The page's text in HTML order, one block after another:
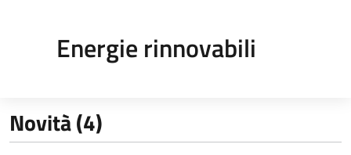
Energie rinnovabili
Novità (4)